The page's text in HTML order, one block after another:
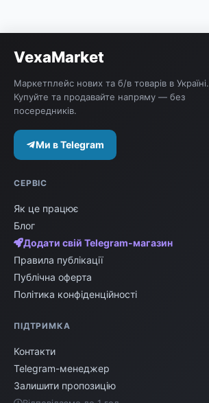
VexaMarket
Маркетплейс нових та б/в товарів в Україні.
Купуйте та продавайте напряму — без
посередників.
Ми в Telegram
СЕРВІС
Як це працює
Блог
Додати свій Telegram-магазин
Правила публікації
Публічна оферта
Політика конфіденційності
ПІДТРИМКА
Контакти
Telegram-менеджер
Залишити пропозицію